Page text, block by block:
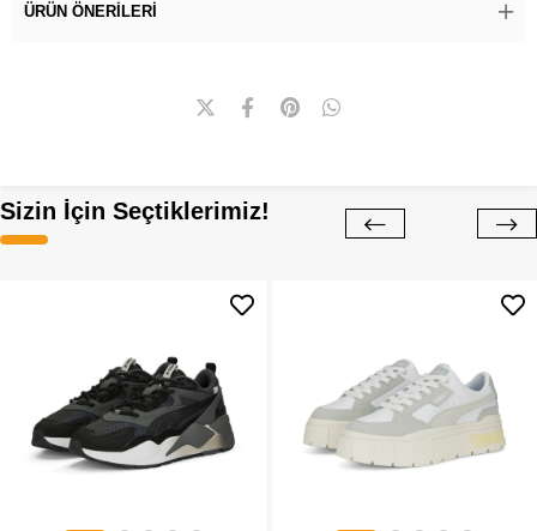
ÜRÜN ÖNERILERI
Sizin İçin Seçtiklerimiz!